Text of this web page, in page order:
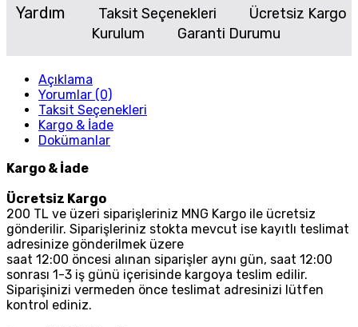
Yardım Taksit Seçenekleri
Ücretsiz Kargo
Kurulum
Garanti Durumu
Açıklama
Yorumlar (0)
Taksit Seçenekleri
Kargo & İade
Dokümanlar
Kargo & İade
Ücretsiz Kargo
200 TL ve üzeri siparişleriniz MNG Kargo ile ücretsiz
gönderilir. Siparişleriniz stokta mevcut ise kayıtlı teslimat
adresinize gönderilmek üzere
saat 12:00 öncesi alınan siparişler aynı gün, saat 12:00
sonrası 1-3 iş günü içerisinde kargoya teslim edilir.
Siparişinizi vermeden önce teslimat adresinizi lütfen
kontrol ediniz.